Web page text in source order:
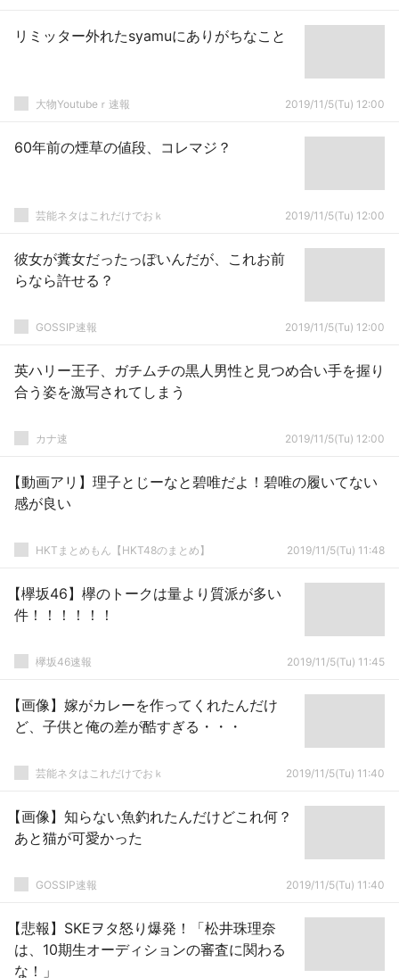
リミッター外れたsyamuにありがちなこと
大物Youtubeｒ速報 2019/11/5(Tu) 12:00
60年前の煙草の値段、コレマジ？
芸能ネタはこれだけでおｋ 2019/11/5(Tu) 12:00
彼女が糞女だったっぽいんだが、これお前
らなら許せる？
GOSSIP速報 2019/11/5(Tu) 12:00
英ハリー王子、ガチムチの黒人男性と見つめ合い手を握り
合う姿を激写されてしまう
カナ速 2019/11/5(Tu) 12:00
【動画アリ】理子とじーなと碧唯だよ！碧唯の履いてない
感が良い
HKTまとめもん【HKT48のまとめ】 2019/11/5(Tu) 11:48
【欅坂46】欅のトークは量より質派が多い
件！！！！！！
欅坂46速報 2019/11/5(Tu) 11:45
【画像】嫁がカレーを作ってくれたんだけ
ど、子供と俺の差が酷すぎる・・・
芸能ネタはこれだけでおｋ 2019/11/5(Tu) 11:40
【画像】知らない魚釣れたんだけどこれ何？
あと猫が可愛かった
GOSSIP速報 2019/11/5(Tu) 11:40
【悲報】SKEヲタ怒り爆発！「松井珠理奈
は、10期生オーディションの審査に関わる
な！」